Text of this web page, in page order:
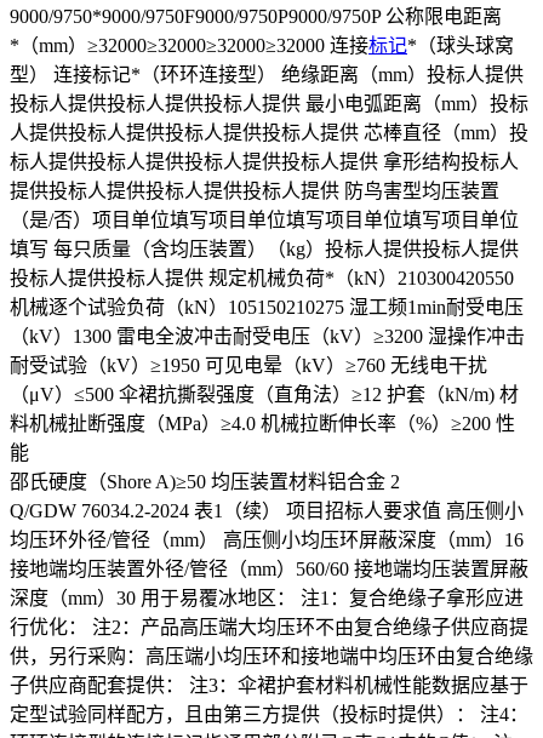
9000/9750*9000/9750F9000/9750P9000/9750P 公称限电距离
*（mm）≥32000≥32000≥32000≥32000 连接标记*（球头球窝
型） 连接标记*（环环连接型） 绝缘距离（mm）投标人提供
投标人提供投标人提供投标人提供 最小电弧距离（mm）投标
人提供投标人提供投标人提供投标人提供 芯棒直径（mm）投
标人提供投标人提供投标人提供投标人提供 拿形结构投标人
提供投标人提供投标人提供投标人提供 防鸟害型均压装置
（是/否）项目单位填写项目单位填写项目单位填写项目单位
填写 每只质量（含均压装置）（kg）投标人提供投标人提供
投标人提供投标人提供 规定机械负荷*（kN）210300420550
机械逐个试验负荷（kN）105150210275 湿工频1min耐受电压
（kV）1300 雷电全波冲击耐受电压（kV）≥3200 湿操作冲击
耐受试验（kV）≥1950 可见电晕（kV）≥760 无线电干扰
（μV）≤500 伞裙抗撕裂强度（直角法）≥12 护套（kN/m) 材
料机械扯断强度（MPa）≥4.0 机械拉断伸长率（%）≥200 性
能
邵氏硬度（Shore A)≥50 均压装置材料铝合金 2
Q/GDW 76034.2-2024 表1（续） 项目招标人要求值 高压侧小
均压环外径/管径（mm） 高压侧小均压环屏蔽深度（mm）16
接地端均压装置外径/管径（mm）560/60 接地端均压装置屏蔽
深度（mm）30 用于易覆冰地区： 注1：复合绝缘子拿形应进
行优化： 注2：产品高压端大均压环不由复合绝缘子供应商提
供，另行采购：高压端小均压环和接地端中均压环由复合绝缘
子供应商配套提供： 注3：伞裙护套材料机械性能数据应基于
定型试验同样配方，且由第三方提供（投标时提供）： 注4：